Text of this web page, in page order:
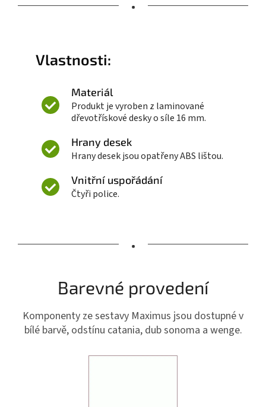
•
Vlastnosti:
Materiál
Produkt je vyroben z laminované
dřevotřískové desky o síle 16 mm.
Hrany desek
Hrany desek jsou opatřeny ABS lištou.
Vnitřní uspořádání
Čtyři police.
•
Barevné provedení
Komponenty ze sestavy Maximus jsou dostupné v
bílé barvě, odstínu catania, dub sonoma a wenge.